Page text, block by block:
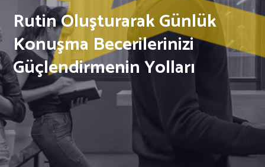
Rutin Oluşturarak Günlük
Konuşma Becerilerinizi
Güçlendirmenin Yolları